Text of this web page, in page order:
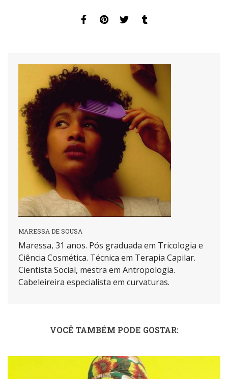
MARESSA DE SOUSA
Maressa, 31 anos. Pós graduada em Tricologia e
Ciência Cosmética. Técnica em Terapia Capilar.
Cientista Social, mestra em Antropologia.
Cabeleireira especialista em curvaturas.
VOCÊ TAMBÉM PODE GOSTAR: